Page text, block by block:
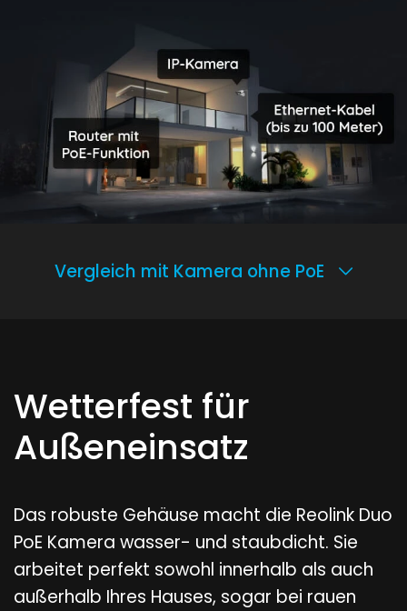
Vergleich mit Kamera ohne PoE
Wetterfest für
Außeneinsatz
Das robuste Gehäuse macht die Reolink Duo
PoE Kamera wasser- und staubdicht. Sie
arbeitet perfekt sowohl innerhalb als auch
außerhalb Ihres Hauses, sogar bei rauen